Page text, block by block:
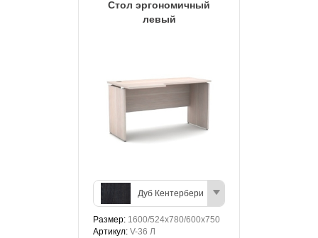
Стол эргономичный
левый
Дуб Кентербери
Размер: 1600/524х780/600х750
Артикул: V-36 Л